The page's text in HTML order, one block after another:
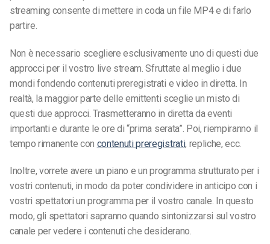
streaming consente di mettere in coda un file MP4 e di farlo
partire.
Non è necessario scegliere esclusivamente uno di questi due
approcci per il vostro live stream. Sfruttate al meglio i due
mondi fondendo contenuti preregistrati e video in diretta. In
realtà, la maggior parte delle emittenti sceglie un misto di
questi due approcci. Trasmetteranno in diretta da eventi
importanti e durante le ore di “prima serata”. Poi, riempiranno il
tempo rimanente con contenuti preregistrati, repliche, ecc.
Inoltre, vorrete avere un piano e un programma strutturato per i
vostri contenuti, in modo da poter condividere in anticipo con i
vostri spettatori un programma per il vostro canale. In questo
modo, gli spettatori sapranno quando sintonizzarsi sul vostro
canale per vedere i contenuti che desiderano.